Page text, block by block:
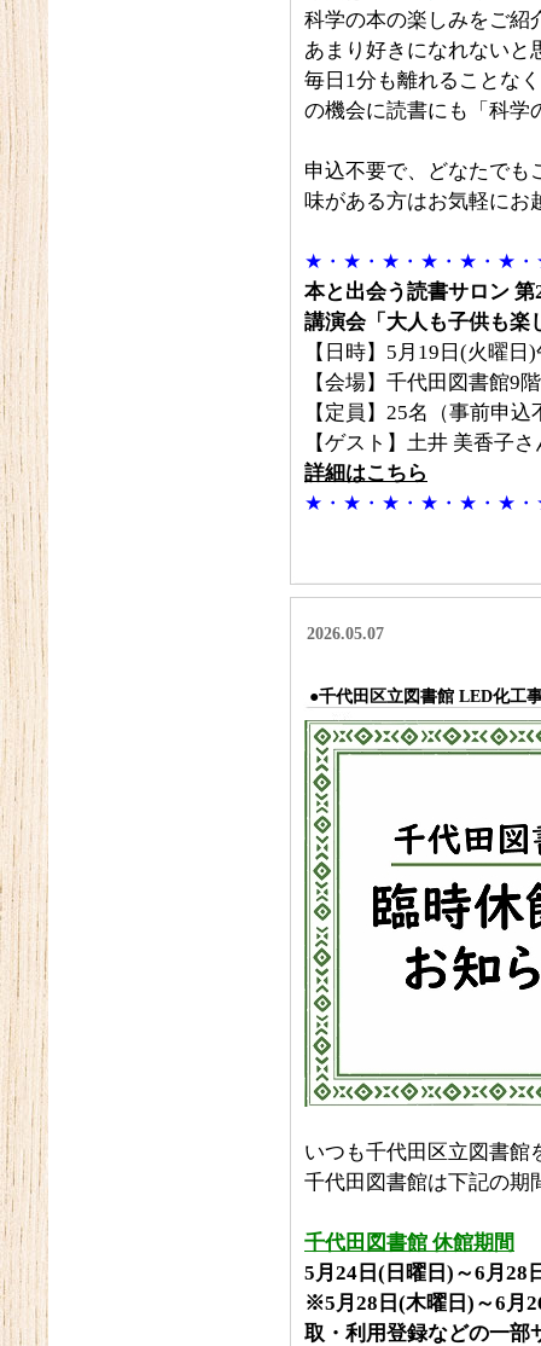
科学の本の楽しみをご紹
あまり好きになれないと
毎日1分も離れることな
の機会に読書にも「科学
申込不要で、どなたでも
味がある方はお気軽にお
★・★・★・★・★・★
本と出会う読書サロン
講演会「大人も子供も楽
【日時】5月19日(火曜日
【会場】千代田図書館9
【定員】25名（事前申
【ゲスト】土井 美香子さ
詳細はこちら
★・★・★・★・★・★
2026.05.07
●千代田区立図書館 LED化工
いつも千代田区立図書館
千代田図書館は下記の期
千代田図書館 休館期間
5月24日(日曜日)～6月28
※5月28日(木曜日)～6月
取・利用登録などの一部